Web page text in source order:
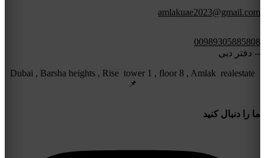
amlakuae2023@gmail.com
00989305885808
-- دفتر دبی
Dubai , Barsha heights , Rise tower 1 , floor 8 , Amlak realestate
📌
ما را دنبال کنید